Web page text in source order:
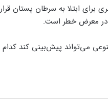
ابتلا به سرطان پستان قرار
می‌تواند پیش‌بینی کند کدام